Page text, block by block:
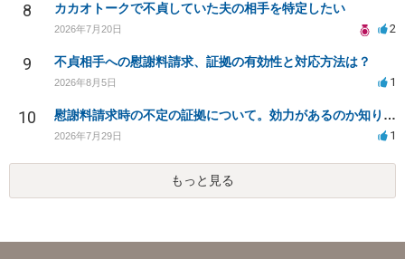
8 カカオトークで不貞していた夫の相手を特定したい
2026年7月20日 2
9 不貞相手への慰謝料請求、証拠の有効性と対応方法は？
2026年8月5日 1
10 慰謝料請求時の不定の証拠について。効力があるのか知りたい。
2026年7月29日 1
もっと見る